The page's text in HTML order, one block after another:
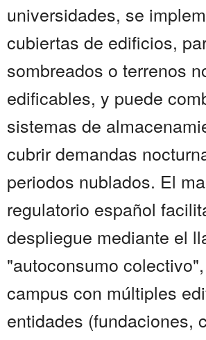
universidades, se
cubiertas de edificios,
sombreados o terrenos
edificables, y puede
sistemas de
cubrir demandas
periodos nublados. El
regulatorio español
despliegue mediante el
"autoconsumo
campus con múltiples
entidades (fundaciones,